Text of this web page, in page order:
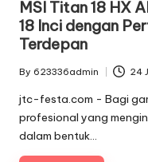
MSI Titan 18 HX
18 Inci dengan
Terdepan
Posted
by
By 623336admin 24
jtc-festa.com - Bagi
profesional yang
dalam bentuk…